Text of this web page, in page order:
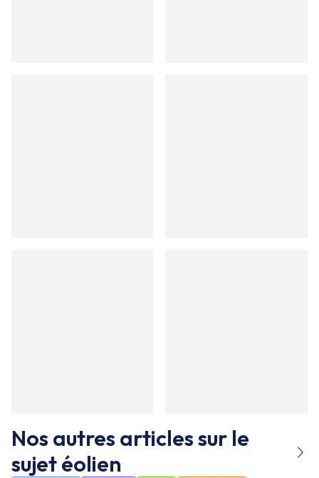
Nos autres articles sur le
sujetéolien